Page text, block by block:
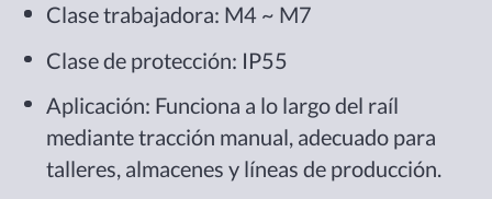
Clase trabajadora: M4 ~ M7
Clase de protección: IP55
Aplicación: Funciona a lo largo del raíl
mediante tracción manual, adecuado para
talleres, almacenes y líneas de producción.